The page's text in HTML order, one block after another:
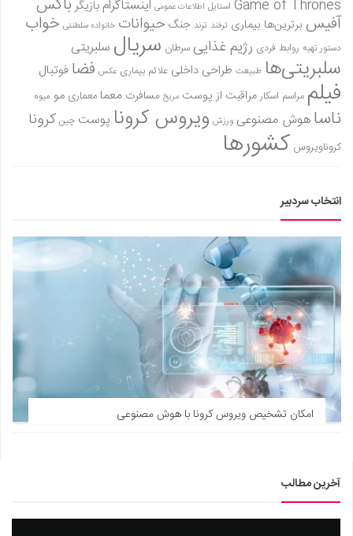
Game of Thrones استایل اطلاعات عمومی اینستاگرام بازیگر باکس
آفیس برترین‌ها بیماری ترفند ترند جنگ حیوانات خانواده سلطنتی خواب
دستور تهیه روابط فردی رژیم غذاییسرطان سریال سلبریتی
سلبریتی‌ها طبیعت طراحی داخلی علائم بیماری عکس فضا فوتبال
فیلم مراسم اسکارمراقبت از پوست مریخ مسافرت معمامعماری مو میوه
ناساهوش مصنوعی ورزش ویروس کرونا پوست چین کرونا
کروناویروس کشورها
انتخاب سردبیر
امکان تشخیص ویروس کرونا با هوش مصنوعی
آخرین مطالب